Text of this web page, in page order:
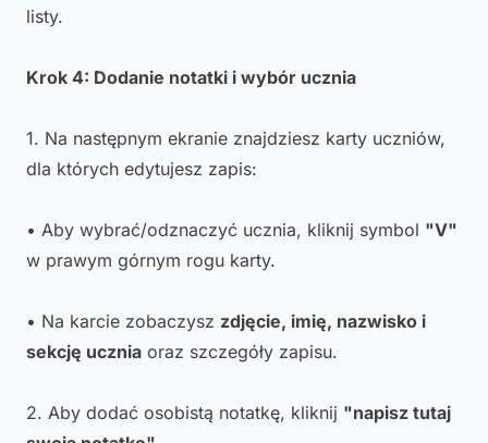
listy.
Krok 4: Dodanie notatki i wybór ucznia
1. Na następnym ekranie znajdziesz karty uczniów,
dla których edytujesz zapis:
• Aby wybrać/odznaczyć ucznia, kliknij symbol "V"
w prawym górnym rogu karty.
• Na karcie zobaczysz zdjęcie, imię, nazwisko i
sekcję ucznia oraz szczegóły zapisu.
2. Aby dodać osobistą notatkę, kliknij "napisz tutaj